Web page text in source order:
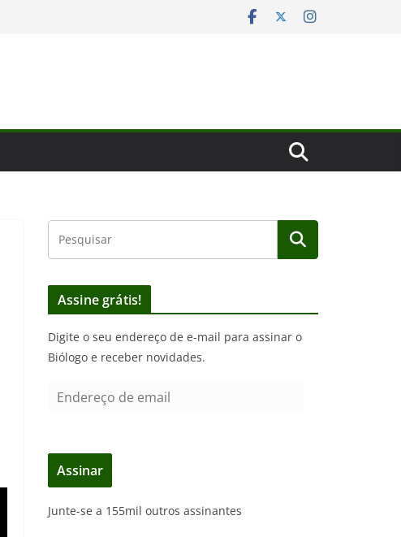
Assine grátis!
Digite o seu endereço de e-mail para assinar o
Biólogo e receber novidades.
e
e
ç
Assinar
Junte-se a 155mil outros assinantes